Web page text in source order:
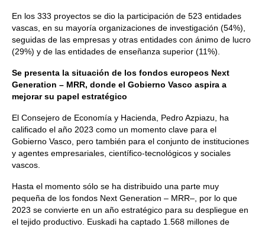
En los 333 proyectos se dio la participación de 523 entidades
vascas, en su mayoría organizaciones de investigación (54%),
seguidas de las empresas y otras entidades con ánimo de lucro
(29%) y de las entidades de enseñanza superior (11%).
Se presenta la situación de los fondos europeos Next
Generation – MRR, donde el Gobierno Vasco aspira a
mejorar su papel estratégico
El Consejero de Economía y Hacienda, Pedro Azpiazu, ha
calificado el año 2023 como un momento clave para el
Gobierno Vasco, pero también para el conjunto de instituciones
y agentes empresariales, científico-tecnológicos y sociales
vascos.
Hasta el momento sólo se ha distribuido una parte muy
pequeña de los fondos Next Generation – MRR–, por lo que
2023 se convierte en un año estratégico para su despliegue en
el tejido productivo. Euskadi ha captado 1.568 millones de